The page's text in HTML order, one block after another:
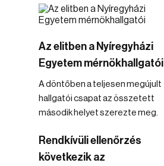
Az elitben a Nyíregyházi
Egyetem mérnökhallgatói
A döntőben a teljesen megújult
hallgatói csapat az összetett
második helyet szerezte meg.
Rendkívüli ellenőrzés
következik az